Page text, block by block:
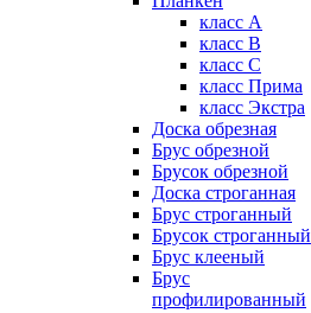
класс А
класс B
класс C
класс Прима
класс Экстра
Доска обрезная
Брус обрезной
Брусок обрезной
Доска строганная
Брус строганный
Брусок строганный
Брус клееный
Брус
профилированный